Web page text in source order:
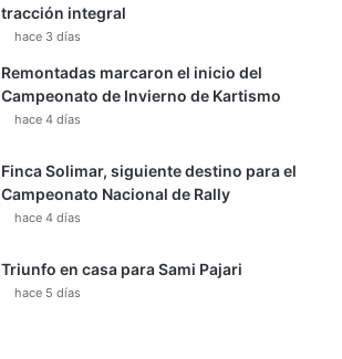
tracción integral
hace 3 días
Remontadas marcaron el inicio del
Campeonato de Invierno de Kartismo
hace 4 días
Finca Solimar, siguiente destino para el
Campeonato Nacional de Rally
hace 4 días
Triunfo en casa para Sami Pajari
hace 5 días